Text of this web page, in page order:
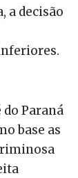
a decisão
Paraná
base as